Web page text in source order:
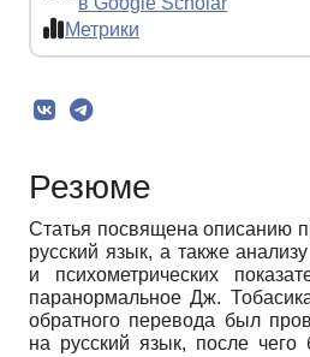
Метрики
Резюме
Статья посвящена описанию
русский язык, а также
и психометрических
паранормальное Дж.
обратного перевода был
на русский язык, после